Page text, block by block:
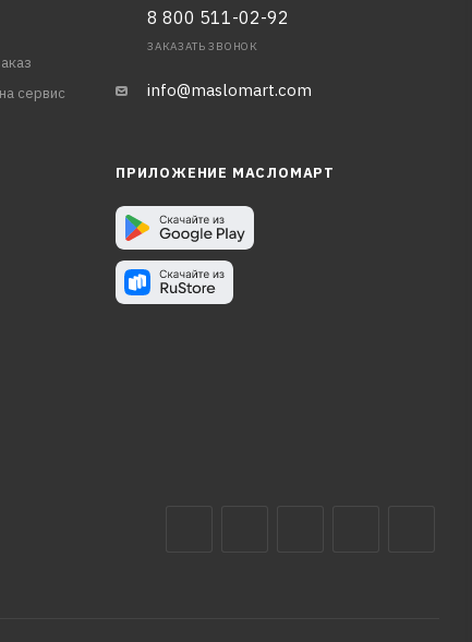
сервис
8 800 511-02-92
ЗАКАЗАТЬ ЗВОНОК
info@maslomart.com
ПРИЛОЖЕНИЕ МАСЛОМАРТ